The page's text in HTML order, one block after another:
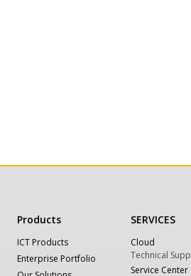
Products
ICT Products
Enterprise Portfolio
SERVICES
Cloud
Technical
Service Center